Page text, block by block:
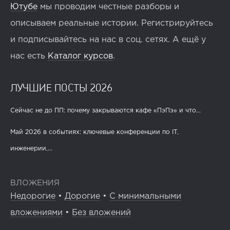
Ютубе мы проводим честные разборы и
описываем реальные истории. Регистрируйтесь
и подписывайтесь на нас в соц. сетях. А ещё у
нас есть Каталог курсов.
ЛУЧШИЕ ПОСТЫ 2026
Сейчас не до ПП: почему закрываются кафе «ПэПэ» и что...
Май 2026 в событиях: ключевые конференции по IT,
инженерии,...
ВЛОЖЕНИЯ
Недорогие • Дорогие • С минимальными
вложениями • Без вложений